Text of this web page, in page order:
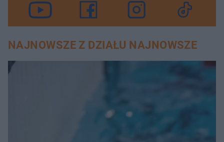
NAJNOWSZE Z DZIAŁU NAJNOWSZE